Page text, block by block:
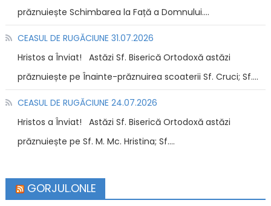
prăznuiește Schimbarea la Față a Domnului....
CEASUL DE RUGĂCIUNE 31.07.2026
Hristos a Înviat! Astăzi Sf. Biserică Ortodoxă astăzi
prăznuiește pe Înainte-prăznuirea scoaterii Sf. Cruci; Sf....
CEASUL DE RUGĂCIUNE 24.07.2026
Hristos a Înviat! Astăzi Sf. Biserică Ortodoxă astăzi
prăznuiește pe Sf. M. Mc. Hristina; Sf....
GORJUL.ONLE